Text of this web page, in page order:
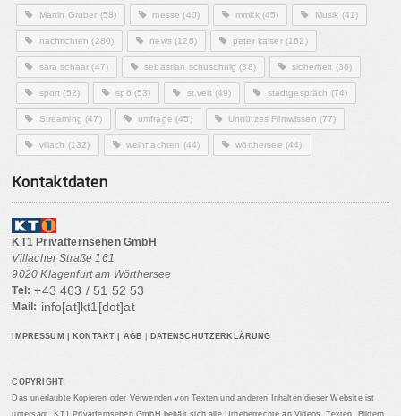
Martin Gruber (58) messe (40) mmkk(45) Musik (41)
nachrichten (280) news(126) peter kaiser(162)
sara schaar (47) sebastian schuschnig (38) sicherheit (36)
sport (52) spö (53) st.veit(49) stadtgespräch (74)
Streaming (47) umfrage (45) Unnützes Filmwissen (77)
villach (132) weihnachten (44) wörthersee (44)
Kontaktdaten
KT1 Privatfernsehen GmbH
Villacher Straße 161
9020 Klagenfurt am Wörthersee
Tel: +43 463 / 51 52 53
Mail: info[at]kt1[dot]at
IMPRESSUM KONTAKT AGB DATENSCHUTZERKLÄRUNG
COPYRIGHT:
Das unerlaubte Kopieren oder Verwenden von Texten und anderen Inhalten dieser Website ist
untersagt. KT1 Privatfernsehen GmbH behält sich alle Urheberrechte an Videos, Texten, Bildern